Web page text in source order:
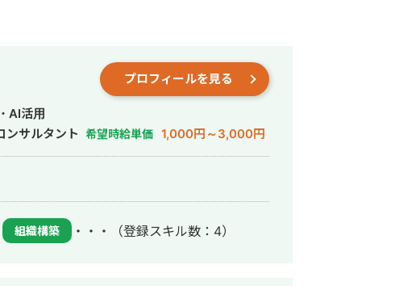
プロフィールを見る
AI活用
ンサルタント 希望時給単価 1,000円～3,000円
組織構築 ・・・ （登録スキル数：4）